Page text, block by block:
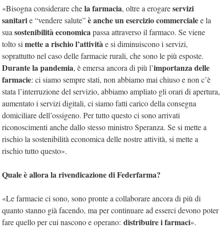
«Bisogna considerare chela farmacia, oltre a erogareservizi
sanitarie “vendere salute”è anche un esercizio commercialee la
suasostenibilità economicapassa attraverso il farmaco. Se viene
tolto simette a rischio l’attivitàe si diminuiscono i servizi,
soprattutto nel caso delle farmacie rurali, che sono le più esposte.
Durante la pandemia, è emersa ancora di più l’importanza delle
farmacie: ci siamo sempre stati, non abbiamo mai chiuso e non c’è
stata l’interruzione del servizio, abbiamo ampliato gli orari di apertura,
aumentato i servizi digitali, ci siamo fatti carico della consegna
domiciliare dell’ossigeno. Per tutto questo ci sono arrivati
riconoscimenti anche dallo stesso ministro Speranza. Se si mette a
rischio la sostenibilità economica delle nostre attività, si mette a
rischio tutto questo».
Quale è allora la rivendicazione di Federfarma?
«Le farmacie ci sono, sono pronte a collaborare ancora di più di
quanto stanno già facendo, maper continuare ad esserci devono poter
fare quello per cuinascono e operano: distribuire i farmaci».